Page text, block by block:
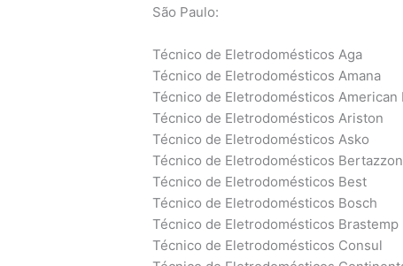
São Paulo:
Técnico de Eletrodomésticos Aga
Técnico de Eletrodomésticos Amana
Técnico de Eletrodomésticos American
Técnico de Eletrodomésticos Ariston
Técnico de Eletrodomésticos Asko
Técnico de Eletrodomésticos
Técnico de Eletrodomésticos Best
Técnico de Eletrodomésticos Bosch
Técnico de Eletrodomésticos Brastemp
Técnico de Eletrodomésticos Consul